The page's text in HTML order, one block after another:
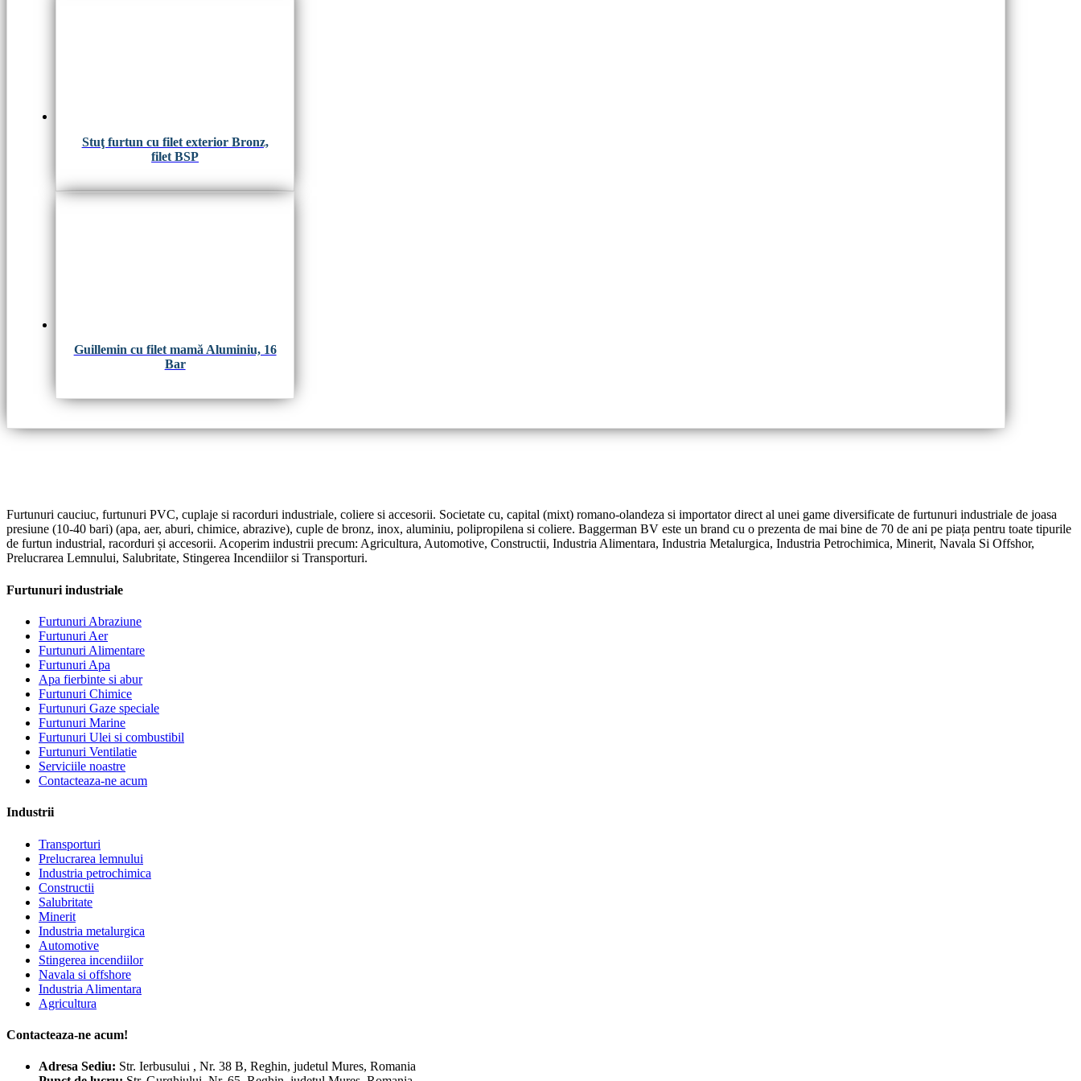
Stuţ furtun cu filet exterior Bronz,
filet BSP
Guillemin cu filet mamă Aluminiu, 16
Bar
Furtunuri cauciuc, furtunuri PVC, cuplaje si racorduri industriale, coliere si accesorii. Societate cu, capital (mixt) romano-olandeza si importator direct al unei game diversificate de furtunuri industriale de joasa
presiune (10-40 bari) (apa, aer, aburi, chimice, abrazive), cuple de bronz, inox, aluminiu, polipropilena si coliere. Baggerman BV este un brand cu o prezenta de mai bine de 70 de ani pe piața pentru toate tipurile
de furtun industrial, racorduri și accesorii. Acoperim industrii precum: Agricultura, Automotive, Constructii, Industria Alimentara, Industria Metalurgica, Industria Petrochimica, Minerit, Navala Si Offshor,
Prelucrarea Lemnului, Salubritate, Stingerea Incendiilor si Transporturi.
Furtunuri industriale
Furtunuri Abraziune
Furtunuri Aer
Furtunuri Alimentare
Furtunuri Apa
Apa fierbinte si abur
Furtunuri Chimice
Furtunuri Gaze speciale
Furtunuri Marine
Furtunuri Ulei si combustibil
Furtunuri Ventilatie
Serviciile noastre
Contacteaza-ne acum
Industrii
Transporturi
Prelucrarea lemnului
Industria petrochimica
Constructii
Salubritate
Minerit
Industria metalurgica
Automotive
Stingerea incendiilor
Navala si offshore
Industria Alimentara
Agricultura
Contacteaza-ne acum!
Adresa Sediu: Str. Ierbusului , Nr. 38 B, Reghin, judetul Mures, Romania